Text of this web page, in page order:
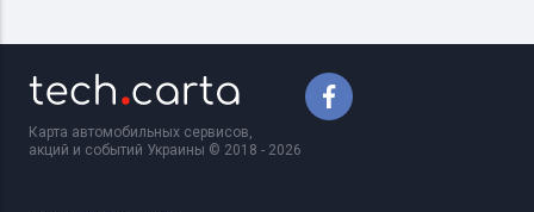
Карта автомобильных сервисов,
акций и событий Украины © 2018 - 2026